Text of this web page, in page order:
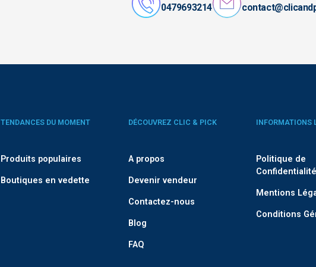
0479693214
TENDANCES DU MOMENT
Produits populaires
Boutiques en vedette
DÉCOUVREZ CLIC & PICK
A propos
Devenir vendeur
Contactez-nous
Blog
FAQ
INFORMATIONS
Politique de
Confidentialité
Mentions
Conditions